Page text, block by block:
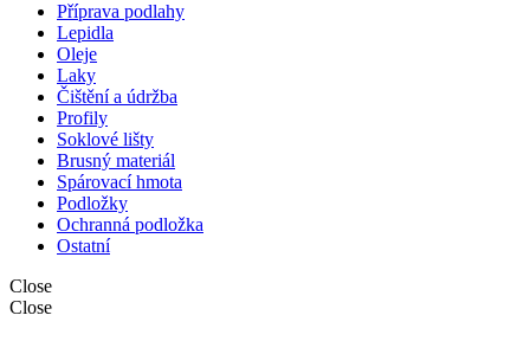
Příprava podlahy
Lepidla
Oleje
Laky
Čištění a údržba
Profily
Soklové lišty
Brusný materiál
Spárovací hmota
Podložky
Ochranná podložka
Ostatní
Close
Close